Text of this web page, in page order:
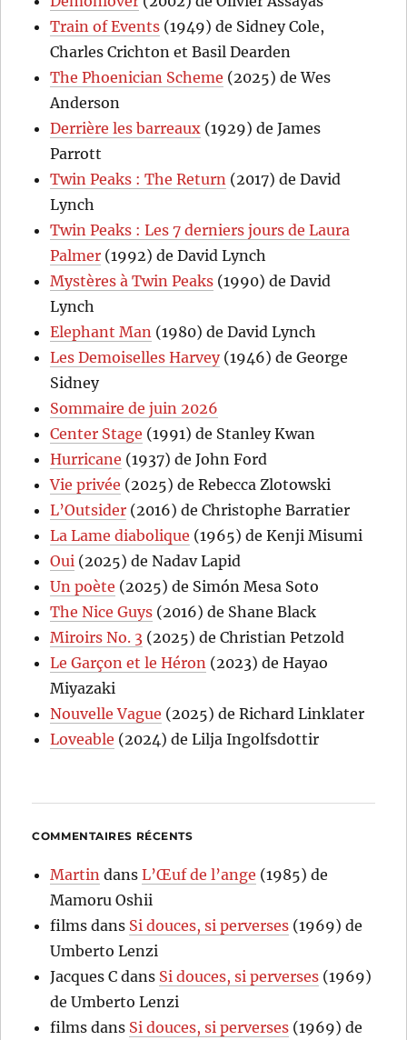
Train of Events (1949) de Sidney Cole,
Charles Crichton et Basil Dearden
The Phoenician Scheme (2025) de Wes
Anderson
Derrière les barreaux (1929) de James
Parrott
Twin Peaks : The Return (2017) de David
Lynch
Twin Peaks : Les 7 derniers jours de Laura
Palmer (1992) de David Lynch
Mystères à Twin Peaks (1990) de David
Lynch
Elephant Man (1980) de David Lynch
Les Demoiselles Harvey(1946) de George
Sidney
Sommaire de juin 2026
Center Stage (1991) de Stanley Kwan
Hurricane (1937) de John Ford
Vie privée (2025) de Rebecca Zlotowski
L’Outsider (2016) de Christophe Barratier
La Lame diabolique (1965) de Kenji Misumi
Oui (2025) de Nadav Lapid
Un poète (2025) de Simón Mesa Soto
The Nice Guys (2016) de Shane Black
Miroirs No. 3 (2025) de Christian Petzold
Le Garçon et le Héron (2023) de Hayao
Miyazaki
Nouvelle Vague (2025) de Richard Linklater
Loveable (2024) de Lilja Ingolfsdottir
COMMENTAIRES RÉCENTS
Martin dansL’Œuf de l’ange (1985) de
Mamoru Oshii
films dans Si douces, si perverses (1969) de
Umberto Lenzi
Jacques C dans Si douces, si perverses (1969)
de Umberto Lenzi
films dans Si douces, si perverses (1969) de